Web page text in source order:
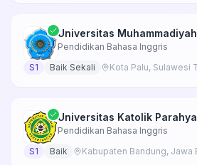
Universitas
Pendidikan Bahasa Inggris
S1 Baik Sekali Kota Palu, Sulawesi
Universitas Katolik
Pendidikan Bahasa Inggris
S1 Baik Kabupaten Bandung, Jawa